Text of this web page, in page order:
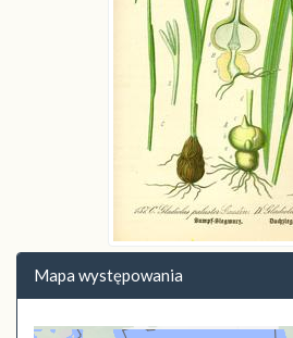
Mapa występowania